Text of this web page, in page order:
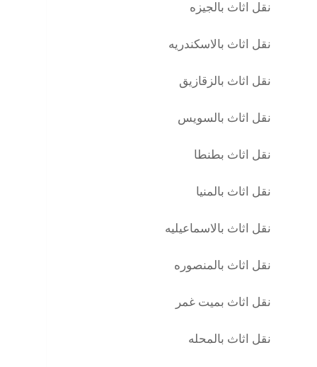
نقل اثاث بالجيزه
نقل اثاث بالاسكندريه
نقل اثاث بالزقازيق
نقل اثاث بالسويس
نقل اثاث بطنطا
نقل اثاث بالمنيا
نقل اثاث بالاسماعيليه
نقل اثاث بالمنصوره
نقل اثاث بميت غمر
نقل اثاث بالمحله